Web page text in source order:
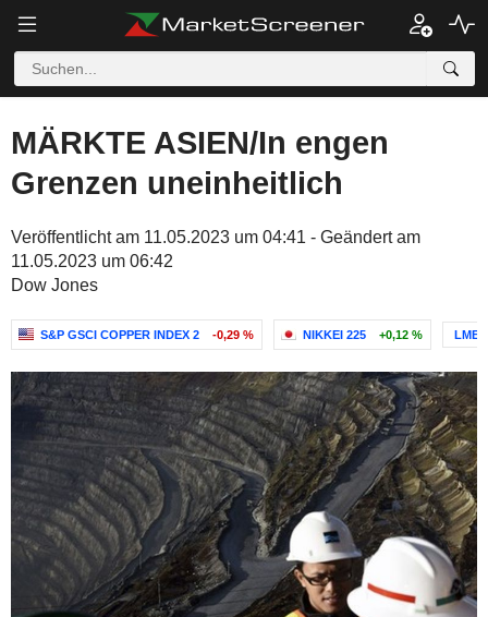
MÄRKTE ASIEN/In engen
Grenzen uneinheitlich
Veröffentlicht am 11.05.2023 um 04:41 - Geändert am
11.05.2023 um 06:42
Dow Jones
S&P GSCI COPPER INDEX 2 -0,29 % NIKKEI 225 +0,12 % LME